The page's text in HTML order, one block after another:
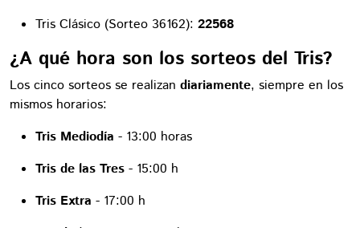
Tris Clásico (Sorteo 36162): 22568
¿A qué hora son los sorteos del Tris?
Los cinco sorteos se realizan diariamente, siempre en los
mismos horarios:
Tris Mediodía - 13:00 horas
Tris de las Tres - 15:00 h
Tris Extra - 17:00 h